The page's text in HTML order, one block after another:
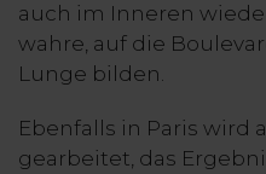
auch im Inneren
wahre, auf die
Lunge bilden.
Ebenfalls in Paris wird
gearbeitet, das